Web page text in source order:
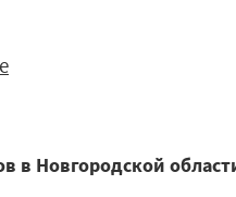
в Новгородской